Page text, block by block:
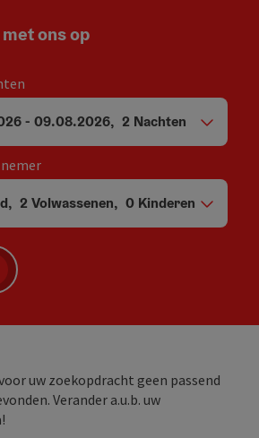
ons op
en vertrek
- 09.08.2026, 2 Nachten
en persoonsvelden
, 2 Volwassenen, 0 Kinderen
uw zoekopdracht geen passend
Verander a.u.b. uw